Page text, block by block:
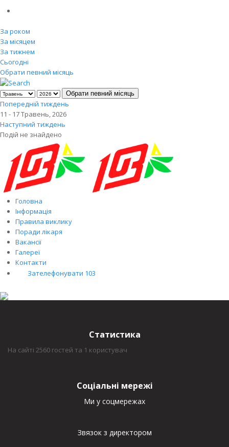
За роком
За місяцем
За тижнем
Сьогодні
Обрати певний місяць
Обрати певний місяць
Попередній тиждень
11 - 17 Травень, 2026
Наступний тиждень
Подій не знайдено
Головна
Інформація
Правила виклику
Поради лікаря
Вакансії
Галереї
Контакти
Зателефонувати 103
Статистика
На сайті 2560 гостей та 1 користувач
Соціальні мережі
Ми у соцмережах
Звязок з директором